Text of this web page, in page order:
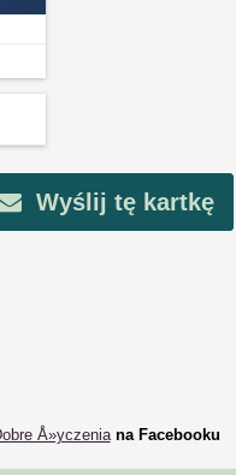
Wyślij tę kartkę
Å»yczeniana Facebooku